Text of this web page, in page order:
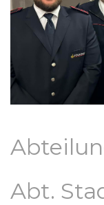
Abt.